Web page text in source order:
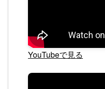
YouTubeで見る